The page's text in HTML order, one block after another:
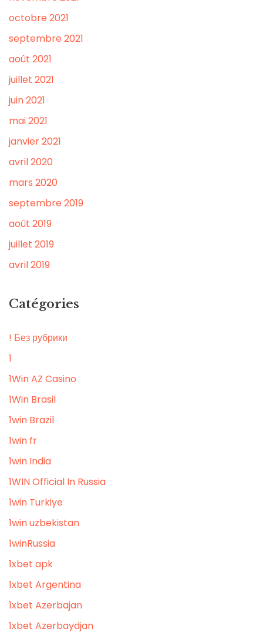
octobre 2021
septembre 2021
août 2021
juillet 2021
juin 2021
mai 2021
janvier 2021
avril 2020
mars 2020
septembre 2019
août 2019
juillet 2019
avril 2019
Catégories
! Без рубрики
1
1Win AZ Casino
1Win Brasil
1win Brazil
1win fr
1win India
1WIN Official In Russia
1win Turkiye
1win uzbekistan
1winRussia
1xbet apk
1xbet Argentina
1xbet Azerbajan
1xbet Azerbaydjan